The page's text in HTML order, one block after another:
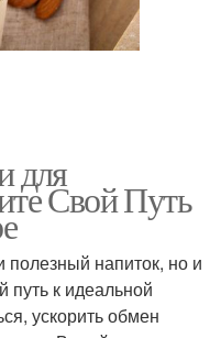
для
Свой Путь
полезный напиток, но и
путь к идеальной
ускорить обмен